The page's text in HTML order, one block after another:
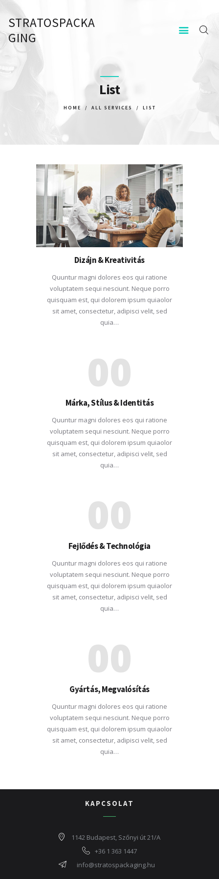
STRATOSPACKA
GING
List
HOME ALL SERVICES LIST
Dizájn & Kreativitás
Quuntur magni dolores eos qui ratione
voluptatem sequi nesciunt. Neque porro
quisquam est, qui dolorem ipsum quiaolor
sit amet, consectetur, adipisci velit, sed
quia…
00
Márka, Stílus & Identitás
Quuntur magni dolores eos qui ratione
voluptatem sequi nesciunt. Neque porro
quisquam est, qui dolorem ipsum quiaolor
sit amet, consectetur, adipisci velit, sed
quia…
00
Fejlődés & Technológia
Quuntur magni dolores eos qui ratione
voluptatem sequi nesciunt. Neque porro
quisquam est, qui dolorem ipsum quiaolor
sit amet, consectetur, adipisci velit, sed
quia…
00
Gyártás, Megvalósítás
Quuntur magni dolores eos qui ratione
voluptatem sequi nesciunt. Neque porro
quisquam est, qui dolorem ipsum quiaolor
sit amet, consectetur, adipisci velit, sed
quia…
KAPCSOLAT
1142 Budapest, Szőnyi út 21/A
+36 1 363 1447
info@stratospackaging.hu